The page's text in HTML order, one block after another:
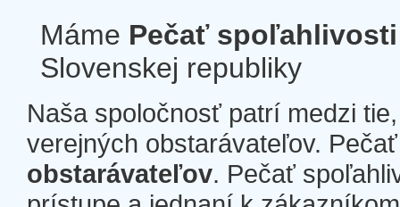
Máme Pečať spoľahlivosti
Slovenskej republiky
Naša spoločnosť patrí medzi
verejných obstarávateľov.
obstarávateľov. Pečať